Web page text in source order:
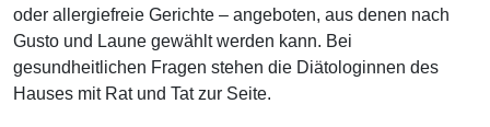
oder allergiefreie Gerichte – angeboten, aus denen nach
Gusto und Laune gewählt werden kann. Bei
gesundheitlichen Fragen stehen die Diätologinnen des
Hauses mit Rat und Tat zur Seite.